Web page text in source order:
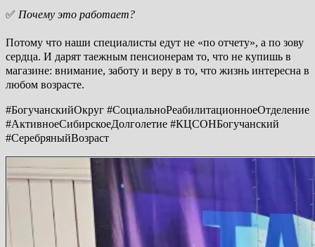
✅ Почему это работает?
Потому что наши специалисты едут не «по отчету», а по зову
сердца. И дарят таежным пенсионерам то, что не купишь в
магазине: внимание, заботу и веру в то, что жизнь интересна в
любом возрасте.
#БогучанскийОкруг #СоциальноРеабилитационноеОтделение
#АктивноеСибирскоеДолголетие #КЦСОНБогучанский
#СеребряныйВозраст